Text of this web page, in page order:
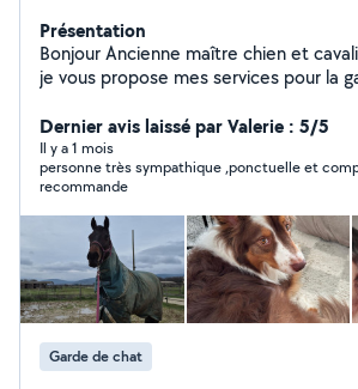
Présentation
Bonjour Ancienne maître chien et cavalière passionnés
je vous propose mes services pour la
de poiles Habituée a travaillé avec tout types d'animaux
je suis douce patiente et responsable Maman d'un petit
garçon de 6 ans je propose également
temps que nounous étant en reprise
maison Secteur montelimar
Dernier avis laissé par Valerie : 5/5
Il y a 1 mois
personne très sympathique ,ponctuelle et
recommande
Garde de chat